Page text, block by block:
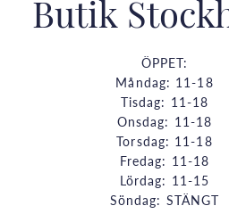
Butik
ÖPPET:
Måndag: 11-18
Tisdag: 11-18
Onsdag: 11-18
Torsdag: 11-18
Fredag: 11-18
Lördag: 11-15
Söndag: STÄNGT